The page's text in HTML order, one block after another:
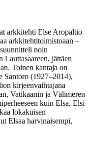
arkkitehti Else Aropaltio
arkkitehtitoimistoaan –
noin
jättäen
Toinen kantaja on
Santoro (1927–2014),
kirjeenvaihtajana
Vatikaanin ja Välimeren
kuin Elsa, Elsi
lokakuisen
Elsaa harvinaisempi,